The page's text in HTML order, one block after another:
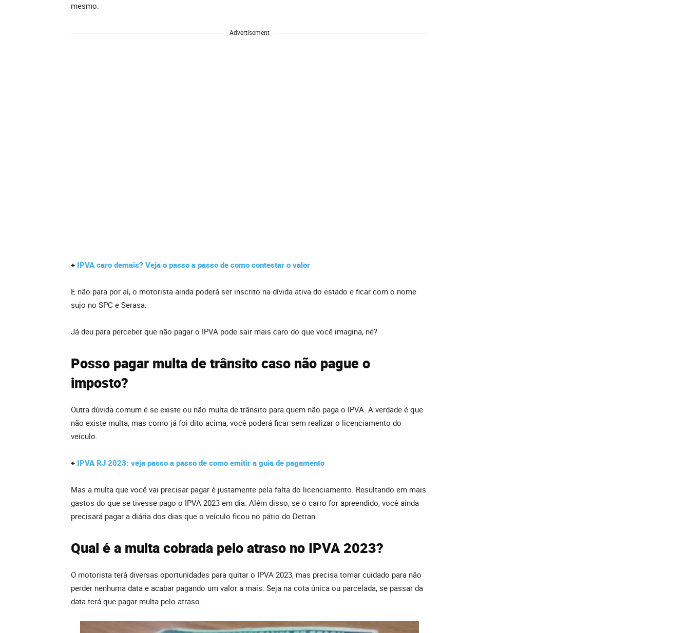
mesmo.
Advertisement
+ IPVA caro demais? Veja o passo a passo de como contestar o valor
E não para por aí, o motorista ainda poderá ser inscrito na dívida ativa do estado e ficar com o nome
sujo no SPC e Serasa.
Já deu para perceber que não pagar o IPVA pode sair mais caro do que você imagina, né?
Posso pagar multa de trânsito caso não pague o
imposto?
Outra dúvida comum é se existe ou não multa de trânsito para quem não paga o IPVA. A verdade é que
não existe multa, mas como já foi dito acima, você poderá ficar sem realizar o licenciamento do
veículo.
+ IPVA RJ 2023: veja passo a passo de como emitir a guia de pagamento
Mas a multa que você vai precisar pagar é justamente pela falta do licenciamento. Resultando em mais
gastos do que se tivesse pago o IPVA 2023 em dia. Além disso, se o carro for apreendido, você ainda
precisará pagar a diária dos dias que o veículo ficou no pátio do Detran.
Qual é a multa cobrada pelo atraso no IPVA 2023?
O motorista terá diversas oportunidades para quitar o IPVA 2023, mas precisa tomar cuidado para não
perder nenhuma data e acabar pagando um valor a mais. Seja na cota única ou parcelada, se passar da
data terá que pagar multa pelo atraso.